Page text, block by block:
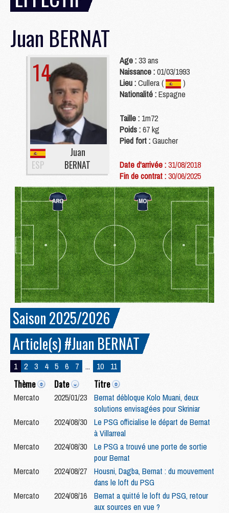
Juan BERNAT
14
ESP
Juan
BERNAT
Age :33 ans
Naissance :01/03/1993
Lieu :Cullera (
)
Nationalité :Espagne
Taille : 1m72
Poids :67 kg
Pied fort :Gaucher
Date d'arrivée :31/08/2018
Fin de contrat :30/06/2025
Saison 2025/2026
Article(s) #Juan BERNAT
1 2 3 4 5 6 7 ... 10 11
Thème Date Titre
Mercato 2025/01/23
Bernat débloque Kolo Muani, deux
solutions envisagées pour Skriniar
Mercato
2024/08/30
Le PSG officialise le départ de Bernat
à Villarreal
Mercato
2024/08/30
Le PSG a trouvé une porte de sortie
pour Bernat
Mercato
2024/08/27
Housni, Dagba, Bernat : du mouvement
dans le loft du PSG
Mercato
2024/08/16
Bernat a quitté le loft du PSG, retour
aux sources en vue ?